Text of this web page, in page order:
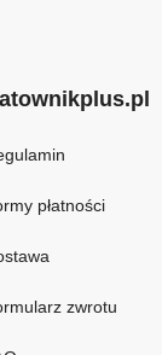
płatności
zwrotu